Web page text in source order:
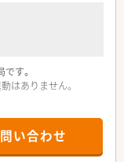
す。
はありません。
望者の方にオススメ
い合わせ